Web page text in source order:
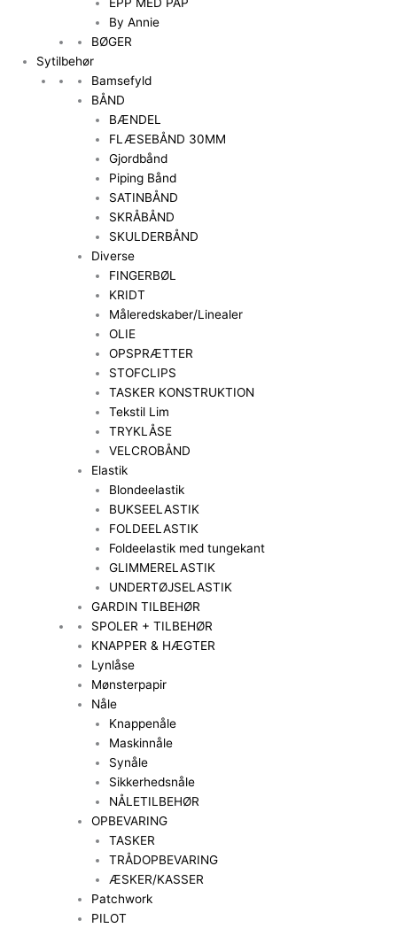
By Annie
BØGER
Sytilbehør
Bamsefyld
BÅND
BÆNDEL
FLÆSEBÅND 30MM
Gjordbånd
Piping Bånd
SATINBÅND
SKRÅBÅND
SKULDERBÅND
Diverse
FINGERBØL
KRIDT
Måleredskaber/Linealer
OLIE
OPSPRÆTTER
STOFCLIPS
TASKER KONSTRUKTION
Tekstil Lim
TRYKLÅSE
VELCROBÅND
Elastik
Blondeelastik
BUKSEELASTIK
FOLDEELASTIK
Foldeelastik med tungekant
GLIMMERELASTIK
UNDERTØJSELASTIK
GARDIN TILBEHØR
SPOLER + TILBEHØR
KNAPPER & HÆGTER
Lynlåse
Mønsterpapir
Nåle
Knappenåle
Maskinnåle
Synåle
Sikkerhedsnåle
NÅLETILBEHØR
OPBEVARING
TASKER
TRÅDOPBEVARING
ÆSKER/KASSER
Patchwork
PILOT